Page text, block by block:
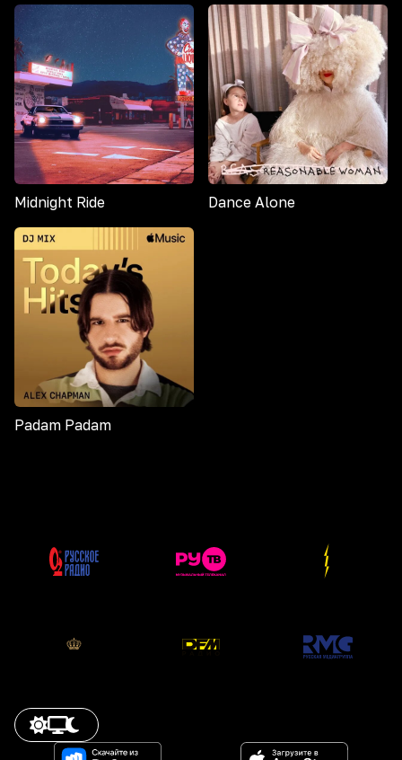
Midnight Ride Dance Alone
Padam Padam